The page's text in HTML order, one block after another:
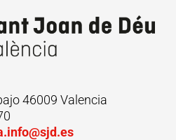
46009 Valencia